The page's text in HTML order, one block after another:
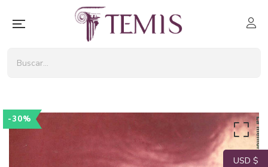
-30%
USD $